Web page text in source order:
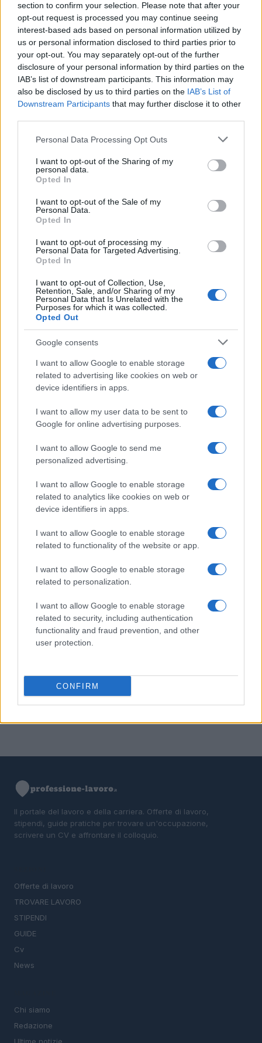
section to confirm your selection. Please note that after your
opt-out request is processed you may continue seeing
interest-based ads based on personal information utilized by
us or personal information disclosed to third parties prior to
your opt-out. You may separately opt-out of the further
disclosure of your personal information by third parties on the
IAB’s list of downstream participants. This information may
also be disclosed by us to third parties on the IAB’s List of
Downstream Participants that may further disclose it to other
Please note that this website/app uses one or more Google
not limited to your visit or usage behaviour. You may click to
grant or deny consent to Google and its third-party tags to
use your data for below specified purposes in below Google
consent section.
Personal Data Processing Opt Outs
I want to opt-out of the Sharing of my
personal data.
Opted In
I want to opt-out of the Sale of my
Personal Data.
Opted In
I want to opt-out of processing my
Personal Data for Targeted Advertising.
Opted In
I want to opt-out of Collection, Use,
Retention, Sale, and/or Sharing of my
Personal Data that Is Unrelated with the
Purposes for which it was collected.
Opted Out
Google consents
I want to allow Google to enable storage
related to advertising like cookies on web or
device identifiers in apps.
I want to allow my user data to be sent to
Google for online advertising purposes.
I want to allow Google to send me
personalized advertising.
I want to allow Google to enable storage
related to analytics like cookies on web or
device identifiers in apps.
I want to allow Google to enable storage
related to functionality of the website or app.
I want to allow Google to enable storage
related to personalization.
I want to allow Google to enable storage
related to security, including authentication
functionality and fraud prevention, and other
user protection.
CONFIRM
La candidatura di Irsina per Capitale Italiana della
Susanna Riva · 5 Ago 2026
BREAKING NEWS
Multe ai genitori per i colloqui saltati: la decisione di
Bolzano
Paolo Mariani · 4 Ago 2026
BREAKING NEWS
Lavoro digitale: il governo introduce nuove regole per
proteggere i lavoratori delle piattaforme
anticipazioni
Controlli nel settore turistico-alberghiero: dati
La candidatura di Irsina per Capitale Italiana della
Cultura 2029
5
Barbie 2 a rischio: i motivi del blocco tra Warner Bros e
il cast
Il portale del lavoro e della carriera. Offerte di lavoro,
stipendi, guide pratiche per trovare un'occupazione,
scrivere un CV e affrontare il colloquio.
Offerte di lavoro
TROVARE LAVORO
STIPENDI
GUIDE
Cv
News
Chi siamo
Redazione